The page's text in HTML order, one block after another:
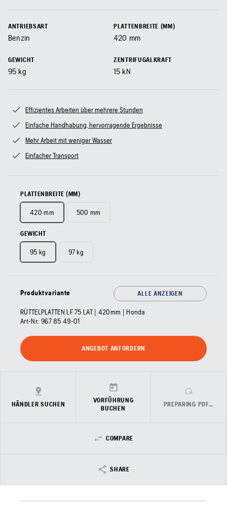
ANTRIEBSART
Benzin
PLATTENBREITE (MM)
420 mm
GEWICHT
95 kg
ZENTRIFUGALKRAFT
15 kN
Effizientes Arbeiten über mehrere Stunden
Einfache Handhabung, hervorragende Ergebnisse
Mehr Arbeit mit weniger Wasser
Einfacher Transport
PLATTENBREITE (MM)
420 mm 500 mm
GEWICHT
95 kg 97 kg
Produktvariante ALLE ANZEIGEN
RÜTTELPLATTEN LF 75 LAT | 420mm | Honda
Art-Nr.: 967 85 49‑01
ANGEBOT ANFORDERN
HÄNDLER SUCHEN
VORFÜHRUNG
BUCHEN
PREPARING PDF…
COMPARE
SHARE